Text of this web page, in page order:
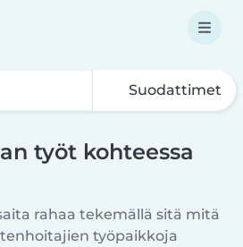
Suodattimet
työt kohteessa
rahaa tekemällä sitä mitä
työpaikkoja